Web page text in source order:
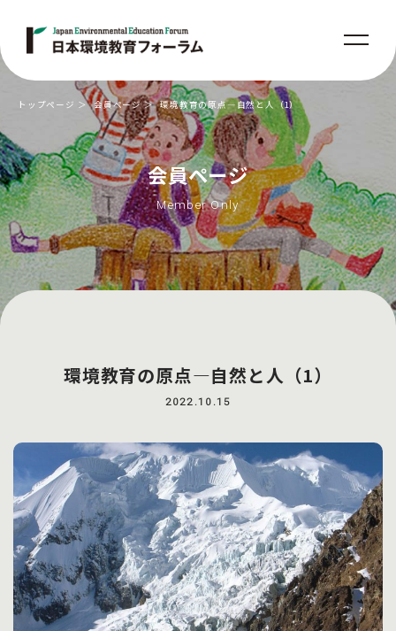
会員ページ
Member Only
トップページ 会員ページ 環境教育の原点―自然と人（1）
環境教育の原点―自然と人（1）
2022.10.15